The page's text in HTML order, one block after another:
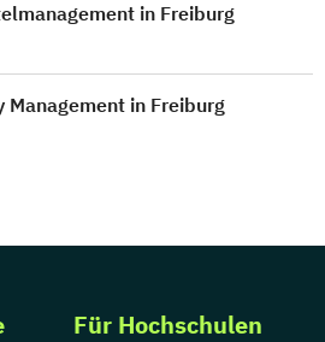
in Freiburg
in Freiburg
Für Hochschulen